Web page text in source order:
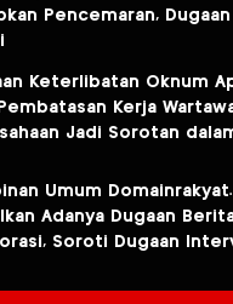
Pencemaran,
Keterlibatan Oknum
Kerja
Jadi Sorotan
Jaya
Umum
Adanya Dugaan Berita
Soroti Dugaan